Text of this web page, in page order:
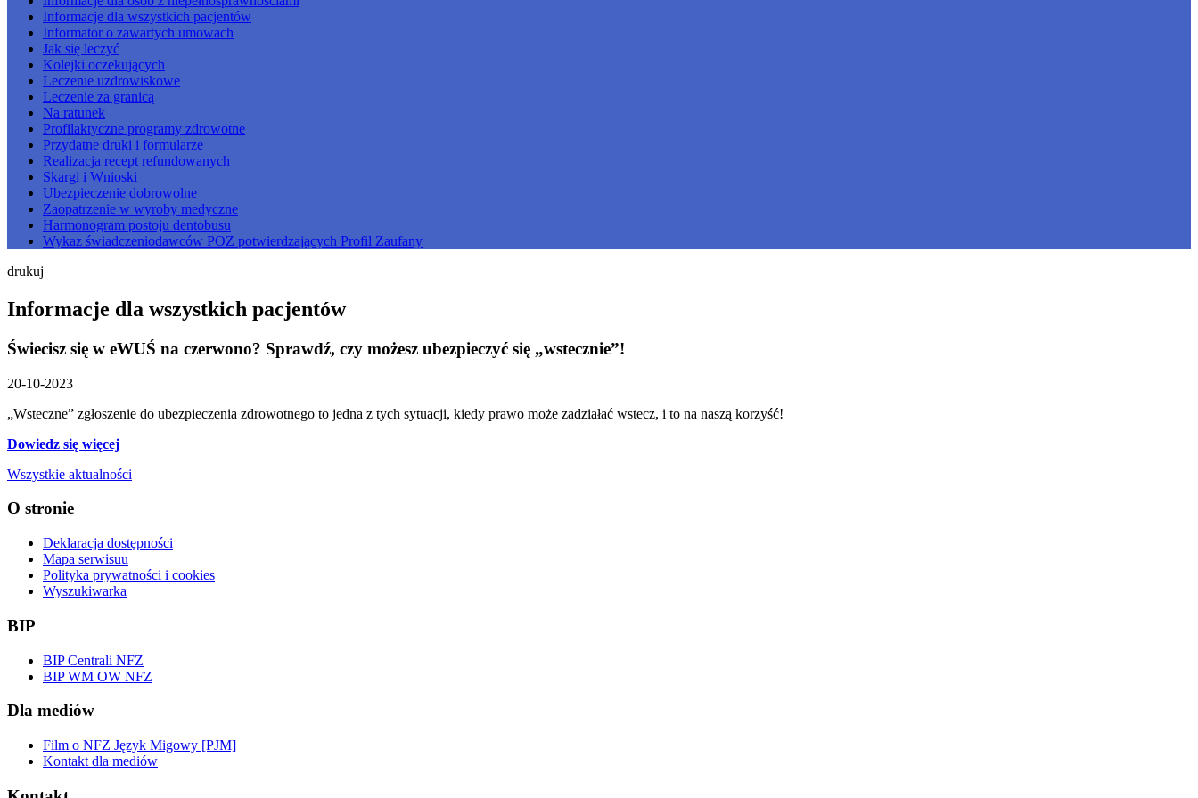
Informacje dla wszystkich pacjentów
Informator o zawartych umowach
Jak się leczyć
Kolejki oczekujących
Leczenie uzdrowiskowe
Leczenie za granicą
Na ratunek
Profilaktyczne programy zdrowotne
Przydatne druki i formularze
Realizacja recept refundowanych
Skargi i Wnioski
Ubezpieczenie dobrowolne
Zaopatrzenie w wyroby medyczne
Harmonogram postoju dentobusu
Wykaz świadczeniodawców POZ potwierdzających Profil Zaufany
drukuj
Informacje dla wszystkich pacjentów
Świecisz się w eWUŚ na czerwono? Sprawdź, czy możesz ubezpieczyć się „wstecznie”!
20-10-2023
„Wsteczne” zgłoszenie do ubezpieczenia zdrowotnego to jedna z tych sytuacji, kiedy prawo może zadziałać wstecz, i to na naszą korzyść!
Dowiedz się więcej
Wszystkie aktualności
O stronie
Deklaracja dostępności
Mapa serwisuu
Polityka prywatności i cookies
Wyszukiwarka
BIP
BIP Centrali NFZ
BIP WM OW NFZ
Dla mediów
Film o NFZ Język Migowy [PJM]
Kontakt dla mediów